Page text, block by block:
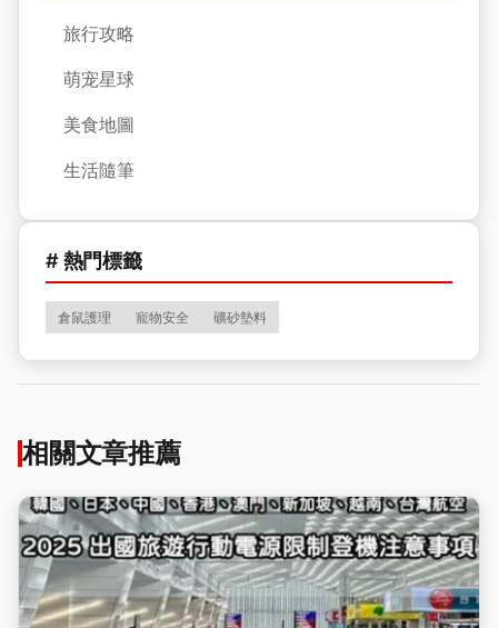
旅行攻略
萌宠星球
美食地圖
生活隨筆
# 熱門標籤
倉鼠護理 寵物安全 礦砂墊料
相關文章推薦